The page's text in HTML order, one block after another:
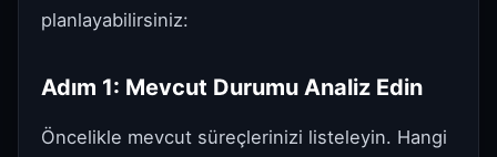
planlayabilirsiniz:
Adım 1: Mevcut Durumu Analiz Edin
Öncelikle mevcut süreçlerinizi listeleyin. Hangi